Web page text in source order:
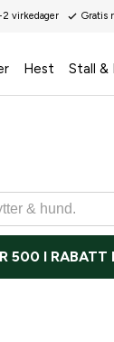
virkedager Gratis
Hest Stall &
500 I RABATT